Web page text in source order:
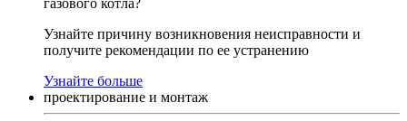
газового котла?
Узнайте причину возникновения неисправности и
получите рекомендации по ее устранению
Узнайте больше
проектирование и монтаж